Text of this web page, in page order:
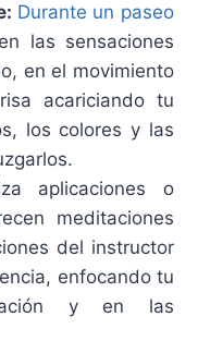
Durante un paseo
las sensaciones
en el movimiento
acariciando tu
los colores y las
aplicaciones o
meditaciones
del instructor
enfocando tu
y en las